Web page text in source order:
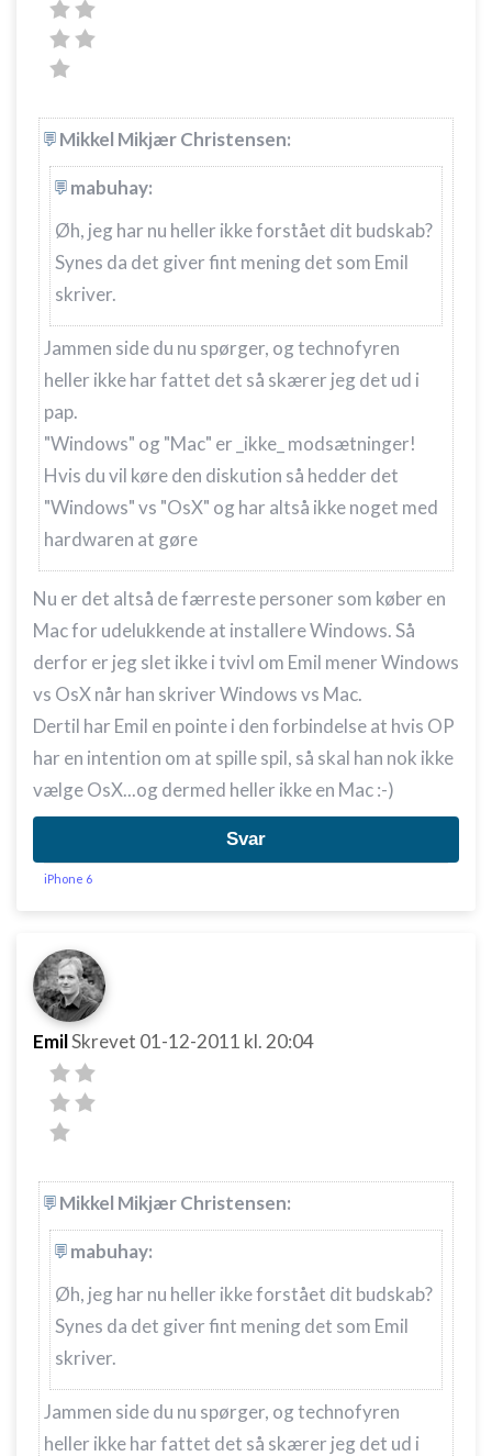
Mikkel Mikjær Christensen:
mabuhay:
Øh, jeg har nu heller ikke forstået dit budskab?
Synes da det giver fint mening det som Emil
skriver.
Jammen side du nu spørger, og technofyren
heller ikke har fattet det så skærer jeg det ud i
pap.
"Windows" og "Mac" er _ikke_ modsætninger!
Hvis du vil køre den diskution så hedder det
"Windows" vs "OsX" og har altså ikke noget med
hardwaren at gøre
Nu er det altså de færreste personer som køber en
Mac for udelukkende at installere Windows. Så
derfor er jeg slet ikke i tvivl om Emil mener Windows
vs OsX når han skriver Windows vs Mac.
Dertil har Emil en pointe i den forbindelse at hvis OP
har en intention om at spille spil, så skal han nok ikke
vælge OsX...og dermed heller ikke en Mac :-)
Svar
iPhone 6
EmilSkrevet 01-12-2011 kl. 20:04
Mikkel Mikjær Christensen:
mabuhay:
Øh, jeg har nu heller ikke forstået dit budskab?
Synes da det giver fint mening det som Emil
skriver.
Jammen side du nu spørger, og technofyren
heller ikke har fattet det så skærer jeg det ud i